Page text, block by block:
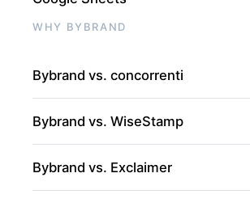
WHY BYBRAND
Bybrand vs. concorrenti
Bybrand vs. WiseStamp
Bybrand vs. Exclaimer